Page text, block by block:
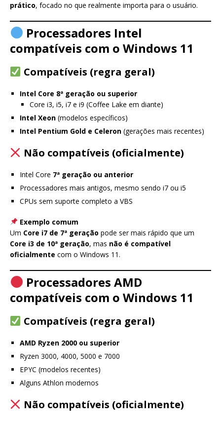
prático, focado no que realmente importa para o usuário.
Processadores Intel
compatíveis com o Windows 11
Compatíveis (regra geral)
Intel Core 8ª geração ou superior
Core i3, i5, i7 e i9 (Coffee Lake em diante)
Intel Xeon (modelos específicos)
Intel Pentium Gold e Celeron (gerações mais recentes)
Não compatíveis (oficialmente)
Intel Core 7ª geração ou anterior
Processadores mais antigos, mesmo sendo i7 ou i5
CPUs sem suporte completo a VBS
Exemplo comum
Um Core i7 de 7ª geração pode ser mais rápido que um
Core i3 de 10ª geração, mas não é compatível
oficialmente com o Windows 11.
Processadores AMD
compatíveis com o Windows 11
Compatíveis (regra geral)
AMD Ryzen 2000 ou superior
Ryzen 3000, 4000, 5000 e 7000
EPYC (modelos recentes)
Alguns Athlon modernos
Não compatíveis (oficialmente)